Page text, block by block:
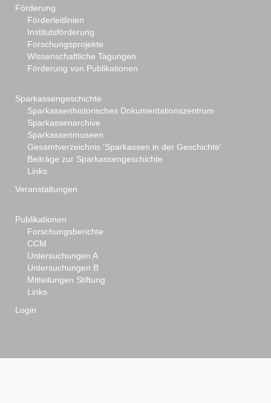
Förderung
Förderleitlinien
Institutsförderung
Forschungsprojekte
Wissenschaftliche Tagungen
Förderung von Publikationen
Sparkassengeschichte
Sparkassenhistorisches Dokumentationszentrum
Sparkassenarchive
Sparkassenmuseen
Gesamtverzeichnis 'Sparkassen in der Geschichte'
Beiträge zur Sparkassengeschichte
Links
Veranstaltungen
Publikationen
Forschungsberichte
CCM
Untersuchungen A
Untersuchungen B
Mitteilungen Stiftung
Links
Login